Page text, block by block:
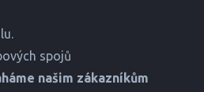
.
spojů
našim zákazníkům